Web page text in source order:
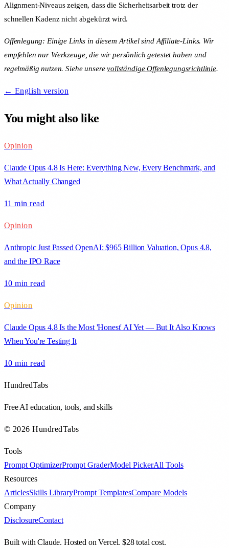
Alignment-Niveaus zeigen, dass die Sicherheitsarbeit trotz der
schnellen Kadenz nicht abgekürzt wird.
Offenlegung: Einige Links in diesem Artikel sind Affiliate-Links. Wir
empfehlen nur Werkzeuge, die wir persönlich getestet haben und
regelmäßig nutzen. Siehe unserevollständige Offenlegungsrichtlinie.
← English version
You might also like
Opinion
Claude Opus 4.8 Is Here: Everything New, Every Benchmark, and
What Actually Changed
11 min read
Opinion
Anthropic Just Passed OpenAI: $965 Billion Valuation, Opus 4.8,
and the IPO Race
10 min read
Opinion
Claude Opus 4.8 Is the Most 'Honest' AI Yet — But It Also Knows
When You're Testing It
10 min read
HundredTabs
Free AI education, tools, and skills
© 2026 HundredTabs
Tools
Prompt OptimizerPrompt GraderModel PickerAll Tools
Resources
ArticlesSkills LibraryPrompt TemplatesCompare Models
Company
DisclosureContact
Built with Claude. Hosted on Vercel. $28 total cost.